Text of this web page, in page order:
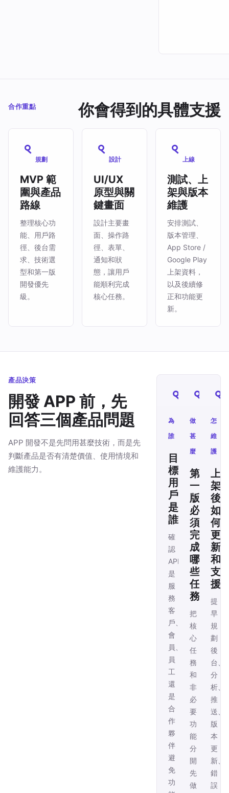
合作重點 你會得到的具體支援
規劃
MVP 範
圍與產品
路線
整理核心功
能、用戶路
徑、後台需
求、技術選
型和第一版
開發優先
級。
設計
UI/UX
原型與關
鍵畫面
設計主要畫
面、操作路
徑、表單、
通知和狀
態，讓用戶
能順利完成
核心任務。
上線
測試、上
架與版本
維護
安排測試、
版本管理、
App Store /
Google Play
上架資料，
以及後續修
正和功能更
新。
產品決策
開發 APP 前，先
回答三個產品問題
APP 開發不是先問用甚麼技術，而是先
判斷產品是否有清楚價值、使用情境和
維護能力。
為
誰
目
標
用
戶
是
誰
確
認
APP
是
服
務
客
戶、
會
員、
員
工
還
是
合
作
夥
伴，
避
免
功
做
甚
麼
第
一
版
必
須
完
成
哪
些
任
務
把
核
心
任
務
和
非
必
要
功
能
分
開，
先
做
怎
維
護
上
架
後
如
何
更
新
和
支
援
提
早
規
劃
後
台、
分
析、
推
送、
版
本
更
新、
錯
誤